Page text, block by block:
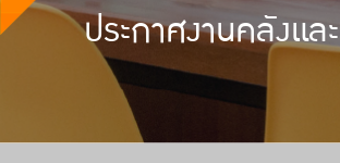
ประกาศงานคลังแ